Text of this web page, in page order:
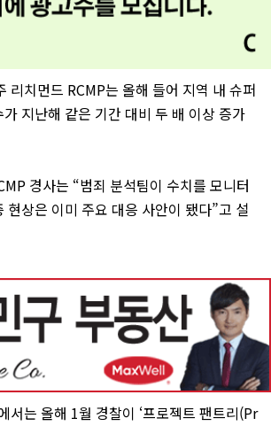
리치먼드 RCMP는 올해 들어 지역 내 슈퍼
지난해 같은 기간 대비 두 배 이상 증가
경사는 “범죄 분석팀이 수치를 모니터
현상은 이미 주요 대응 사안이 됐다”고 설
서는 올해 1월 경찰이 ‘프로젝트 팬트리(Pr